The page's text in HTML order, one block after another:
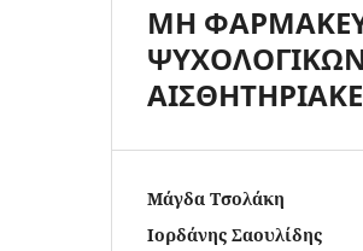
ΜΗ
Μάγδα Τσολάκη
Ιορδάνης Σαουλίδης